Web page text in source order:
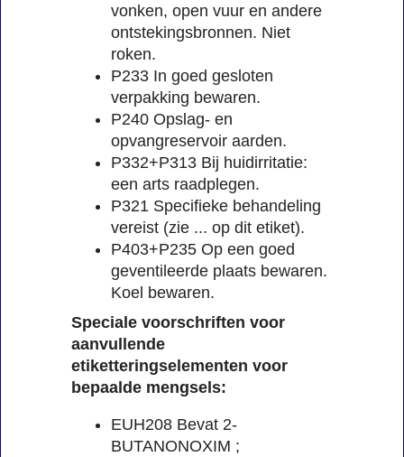
vonken, open vuur en andere
ontstekingsbronnen. Niet
roken.
P233 In goed gesloten
verpakking bewaren.
P240 Opslag- en
opvangreservoir aarden.
P332+P313 Bij huidirritatie:
een arts raadplegen.
P321 Specifieke behandeling
vereist (zie ... op dit etiket).
P403+P235 Op een goed
geventileerde plaats bewaren.
Koel bewaren.
Speciale voorschriften voor
aanvullende
etiketteringselementen voor
bepaalde mengsels:
EUH208 Bevat 2-
BUTANONOXIM ;